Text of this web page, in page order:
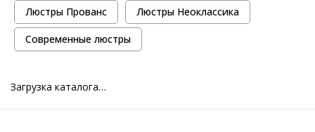
Люстры Прованс Люстры Неоклассика
Современные люстры
Загрузка каталога…